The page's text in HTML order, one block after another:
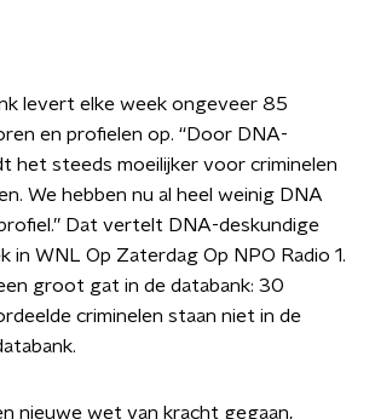
levert elke week ongeveer 85
en profielen op. ‘‘Door DNA-
het steeds moeilijker voor criminelen
We hebben nu al heel weinig DNA
Dat vertelt DNA-deskundige
in WNL Op Zaterdag Op NPO Radio 1.
groot gat in de databank: 30
criminelen staan niet in de
nieuwe wet van kracht gegaan,